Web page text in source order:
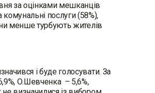
за оцінками мешканців
послуги (58%),
менше турбують жителів
і буде голосувати. За
О.Шевченка – 5,6%,